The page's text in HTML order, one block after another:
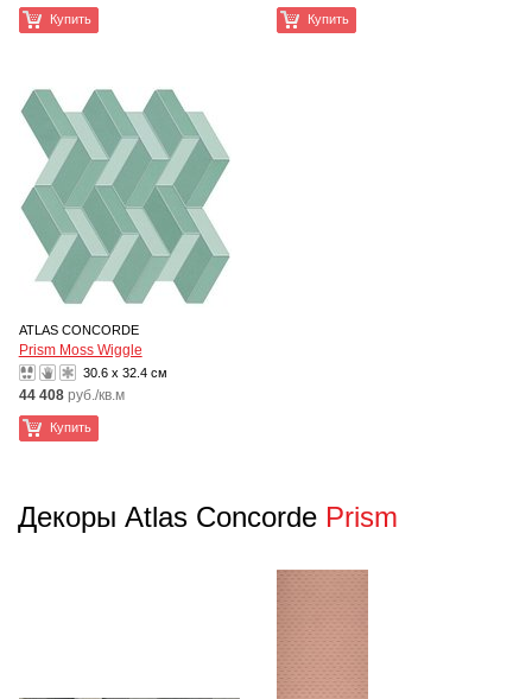
Купить Купить
ATLAS CONCORDE
Prism Moss Wiggle
30.6 x 32.4 см
44 408 руб./кв.м
Купить
Декоры Atlas Concorde Prism